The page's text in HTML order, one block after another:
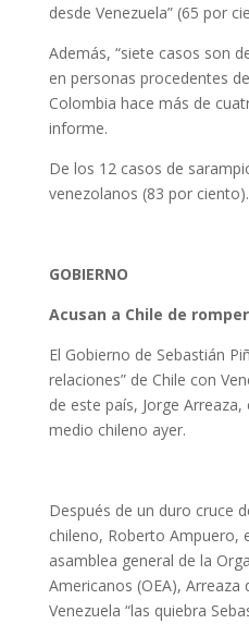
desde Venezuela” (65 por
Además, “siete casos son
en personas procedentes
Colombia hace más de
informe.
De los 12 casos de
venezolanos (83 por ciento).
GOBIERNO
Acusan a Chile de
El Gobierno de Sebastián
relaciones” de Chile con
de este país, Jorge
medio chileno ayer.
Después de un duro cruce
chileno, Roberto Ampuero,
asamblea general de la
Americanos (OEA),
Venezuela “las quiebra